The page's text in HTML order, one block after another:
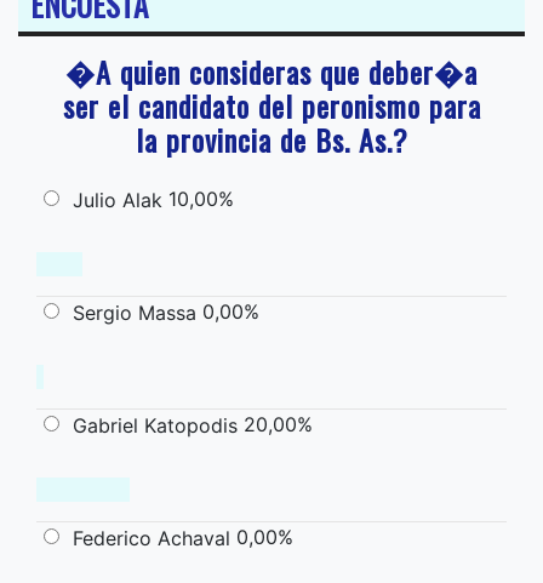
�A quien consideras que deber�a
ser el candidato del peronismo para
la provincia de Bs. As.?
Julio Alak 10,00%
Sergio Massa 0,00%
Gabriel Katopodis 20,00%
Federico Achaval 0,00%